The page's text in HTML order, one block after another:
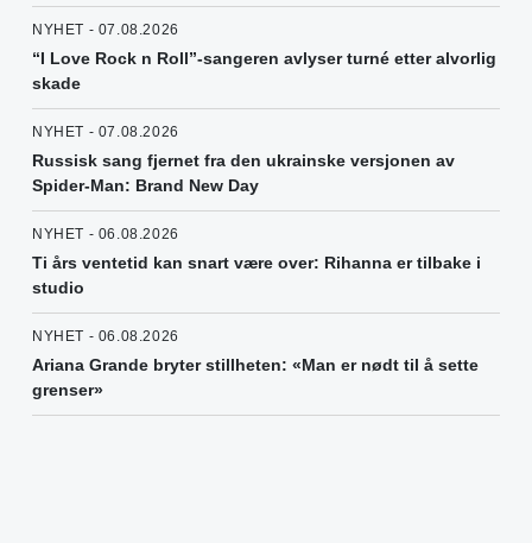
NYHET - 07.08.2026
“I Love Rock n Roll”-sangeren avlyser turné etter alvorlig
skade
NYHET - 07.08.2026
Russisk sang fjernet fra den ukrainske versjonen av
Spider-Man: Brand New Day
NYHET - 06.08.2026
Ti års ventetid kan snart være over: Rihanna er tilbake i
studio
NYHET - 06.08.2026
Ariana Grande bryter stillheten: «Man er nødt til å sette
grenser»